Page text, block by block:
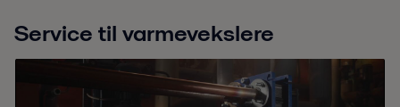
Service til varmevekslere